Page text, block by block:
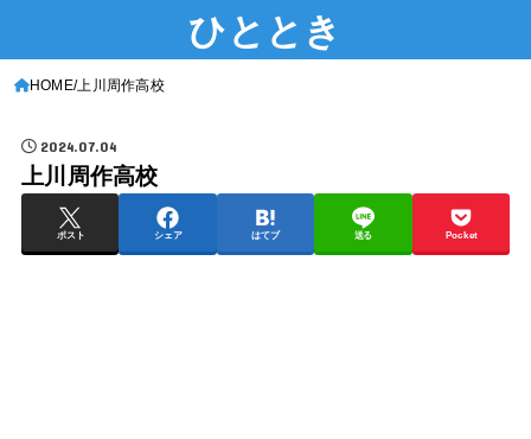
ひととき
HOME 上川周作高校
2024.07.04
上川周作高校
ポスト シェア はてブ 送る Pocket